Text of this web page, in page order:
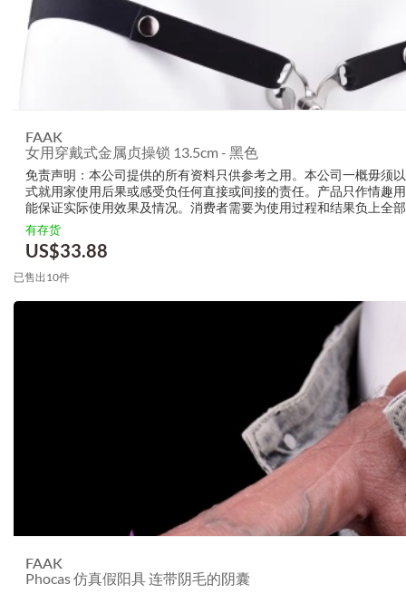
FAAK
女用穿戴式金属贞操锁 13.5cm - 黑色
免责声明：本公司提供的所有资料只供参考之用。本公司一概毋须
式就用家使用后果或感受负任何直接或间接的责任。产品只作情趣
能保证实际使用效果及情况。消费者需要为使用过程和结果负上全
生产商无需要以任何方式为任何直接或间接的失误负责，包括但不
的损毁，受伤或者任何伤害
有存货
US$33.88
已售出10件
FAAK
Phocas 仿真假阳具 连带阴毛的阴囊